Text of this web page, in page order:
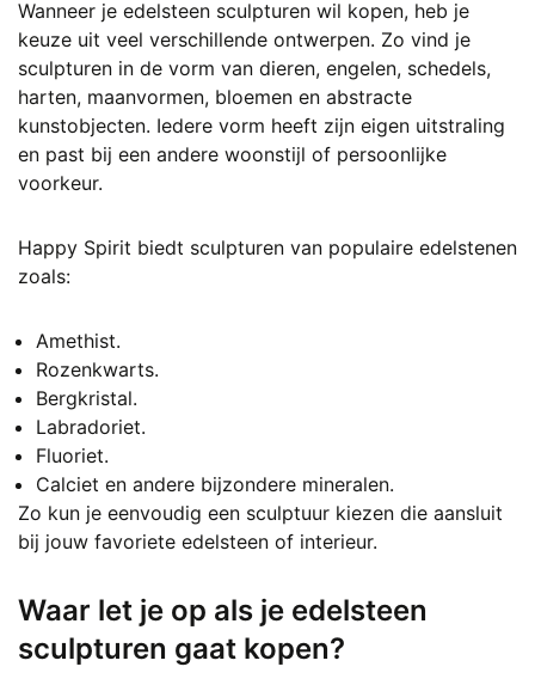
Wanneer je edelsteen sculpturen wil kopen, heb je
keuze uit veel verschillende ontwerpen. Zo vind je
sculpturen in de vorm van dieren, engelen, schedels,
harten, maanvormen, bloemen en abstracte
kunstobjecten. Iedere vorm heeft zijn eigen uitstraling
en past bij een andere woonstijl of persoonlijke
voorkeur.
Happy Spirit biedt sculpturen van populaire edelstenen
zoals:
Amethist.
Rozenkwarts.
Bergkristal.
Labradoriet.
Fluoriet.
Calciet en andere bijzondere mineralen.
Zo kun je eenvoudig een sculptuur kiezen die aansluit
bij jouw favoriete edelsteen of interieur.
Waar let je op als je edelsteen
sculpturen gaat kopen?